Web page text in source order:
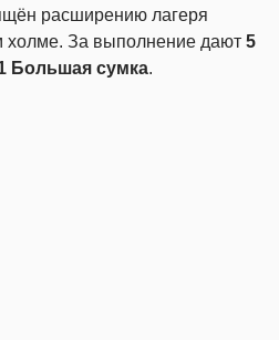
расширению лагеря
холме. За выполнение дают 5
Большая сумка.